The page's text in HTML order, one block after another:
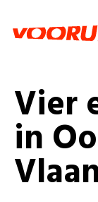
Vier
in